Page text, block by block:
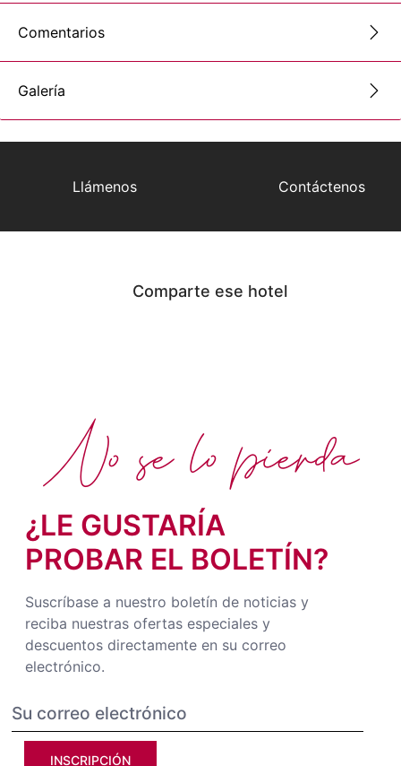
Comentarios
Galería
Llámenos Contáctenos
Comparte ese hotel
¿LE GUSTARÍA
PROBAR EL BOLETÍN?
Suscríbase a nuestro boletín de noticias y
reciba nuestras ofertas especiales y
descuentos directamente en su correo
electrónico.
INSCRIPCIÓN
No se lo pierda